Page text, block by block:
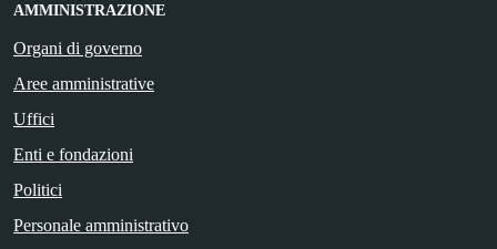
AMMINISTRAZIONE
Organi di governo
Aree amministrative
Uffici
Enti e fondazioni
Politici
Personale amministrativo